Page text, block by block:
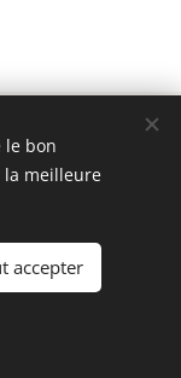
le bon
la meilleure
accepter